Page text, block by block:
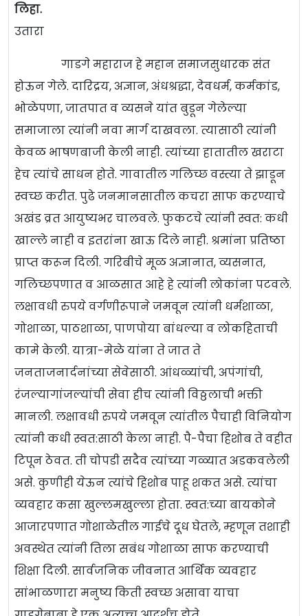
लिहा.
उतारा
गाडगे महाराज हे महान समाजसुधारक संत
होऊन गेले. दारिद्रय, अज्ञान, अंधश्रद्धा, देवधर्म, कर्मकांड,
भोळेपणा, जातपात व व्यसने यांत बुडून गेलेल्या
समाजाला त्यांनी नवा मार्ग दाखवला. त्यासाठी त्यांनी
केवळ भाषणबाजी केली नाही. त्यांच्या हातातील खराटा
हेच त्यांचे साधन होते. गावातील गलिच्छ वस्त्या ते झाडून
स्वच्छ करीत. पुढे जनमानसातील कचरा साफ करण्याचे
अखंड व्रत आयुष्यभर चालवले. फुकटचे त्यांनी स्वत: कधी
खाल्ले नाही व इतरांना खाऊ दिले नाही. श्रमांना प्रतिष्ठा
प्राप्त करून दिली. गरिबीचे मूळ अज्ञानात, व्यसनात,
गलिच्छपणात व आळसात आहे हे त्यांनी लोकांना पटवले.
लक्षावधी रुपये वर्गणीरूपाने जमवून त्यांनी धर्मशाळा,
गोशाळा, पाठशाळा, पाणपोया बांधल्या व लोकहिताची
कामे केली. यात्रा-मेळे यांना ते जात ते
जनताजनार्दनांच्या सेवेसाठी. आंधळ्यांची, अपंगांची,
रंजल्यागांजल्यांची सेवा हीच त्यांनी विठ्ठलाची भक्ती
मानली. लक्षावधी रुपये जमवून त्यांतील पैचाही विनियोग
त्यांनी कधी स्वत:साठी केला नाही. पै-पैचा हिशोब ते वहीत
टिपून ठेवत. ती चोपडी सदैव त्यांच्या गळ्यात अडकवलेली
असे. कुणीही येऊन त्यांचे हिशोब पाहू शकत असे. त्यांचा
व्यवहार कसा खुल्लमखुल्ला होता. स्वत:च्या बायकोने
आजारपणात गोशाळेतील गाईचे दूध घेतले, म्हणून तशाही
अवस्थेत त्यांनी तिला सबंध गोशाळा साफ करण्याची
शिक्षा दिली. सार्वजनिक जीवनात आर्थिक व्यवहार
सांभाळणारा मनुष्य किती स्वच्छ असावा याचा